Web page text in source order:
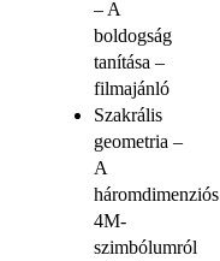
– A
boldogság
tanítása –
filmajánló
Szakrális
geometria –
A
háromdimenziós
4M-
szimbólumról